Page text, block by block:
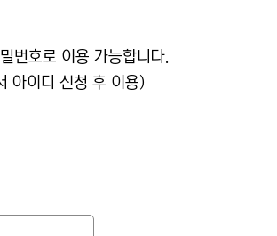
번호로 이용 가능합니다.
아이디 신청 후 이용)